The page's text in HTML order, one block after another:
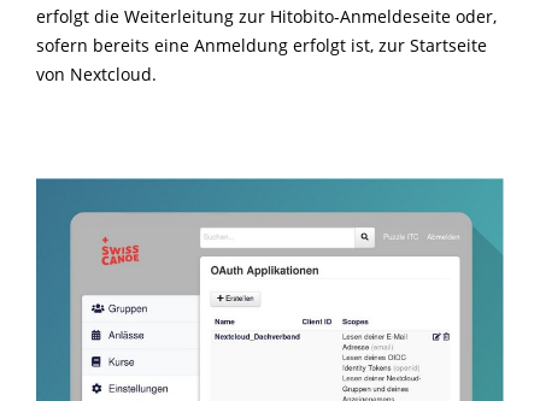
erfolgt die Weiterleitung zur Hitobito-Anmeldeseite oder,
sofern bereits eine Anmeldung erfolgt ist, zur Startseite
von Nextcloud.